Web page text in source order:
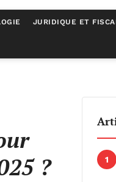
JURIDIQUE ET
en 2025 ?
?
1